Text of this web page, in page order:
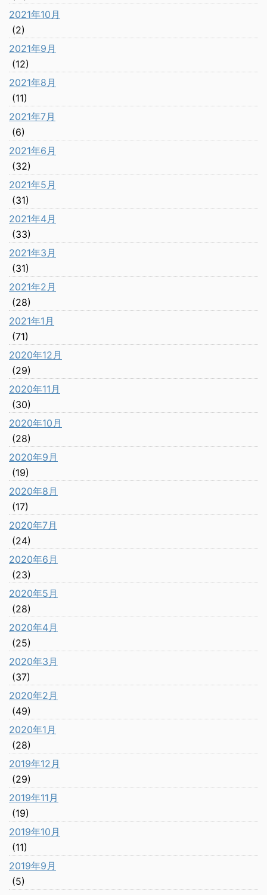
2021年10月
(2)
2021年9月
(12)
2021年8月
(11)
2021年7月
(6)
2021年6月
(32)
2021年5月
(31)
2021年4月
(33)
2021年3月
(31)
2021年2月
(28)
2021年1月
(71)
2020年12月
(29)
2020年11月
(30)
2020年10月
(28)
2020年9月
(19)
2020年8月
(17)
2020年7月
(24)
2020年6月
(23)
2020年5月
(28)
2020年4月
(25)
2020年3月
(37)
2020年2月
(49)
2020年1月
(28)
2019年12月
(29)
2019年11月
(19)
2019年10月
(11)
2019年9月
(5)